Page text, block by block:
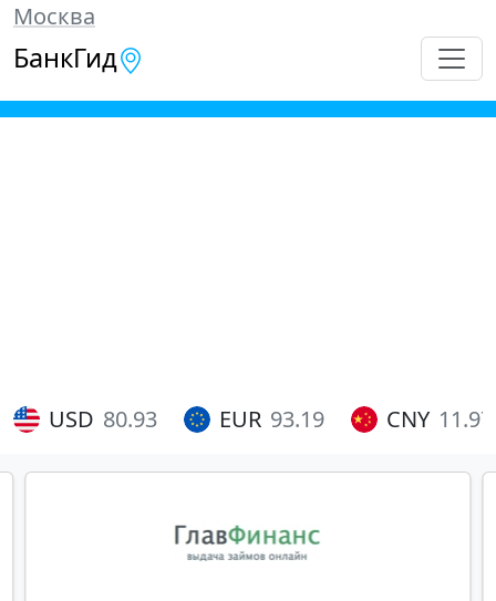
Москва
БанкГид
USD 80.93 EUR 93.19 CNY 11.97